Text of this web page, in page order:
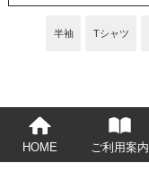
半袖 Tシャツ
HOME ご利用案内